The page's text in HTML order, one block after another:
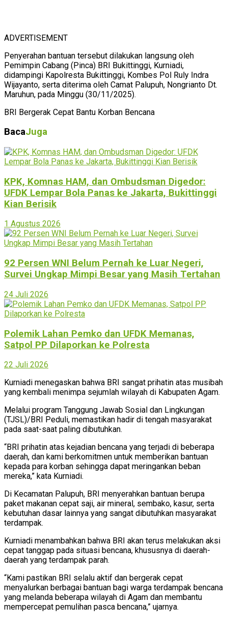
ADVERTISEMENT
Penyerahan bantuan tersebut dilakukan langsung oleh
Pemimpin Cabang (Pinca) BRI Bukittinggi, Kurniadi,
didampingi Kapolresta Bukittinggi, Kombes Pol Ruly Indra
Wijayanto, serta diterima oleh Camat Palupuh, Nongrianto Dt.
Maruhun, pada Minggu (30/11/2025).
BRI Bergerak Cepat Bantu Korban Bencana
BacaJuga
KPK, Komnas HAM, dan Ombudsman Digedor:
UFDK Lempar Bola Panas ke Jakarta, Bukittinggi
Kian Berisik
1 Agustus 2026
92 Persen WNI Belum Pernah ke Luar Negeri,
Survei Ungkap Mimpi Besar yang Masih Tertahan
24 Juli 2026
Polemik Lahan Pemko dan UFDK Memanas,
Satpol PP Dilaporkan ke Polresta
22 Juli 2026
Kurniadi menegaskan bahwa BRI sangat prihatin atas musibah
yang kembali menimpa sejumlah wilayah di Kabupaten Agam.
Melalui program Tanggung Jawab Sosial dan Lingkungan
(TJSL)/BRI Peduli, memastikan hadir di tengah masyarakat
pada saat-saat paling dibutuhkan.
“BRI prihatin atas kejadian bencana yang terjadi di beberapa
daerah, dan kami berkomitmen untuk memberikan bantuan
kepada para korban sehingga dapat meringankan beban
mereka,” kata Kurniadi.
Di Kecamatan Palupuh, BRI menyerahkan bantuan berupa
paket makanan cepat saji, air mineral, sembako, kasur, serta
kebutuhan dasar lainnya yang sangat dibutuhkan masyarakat
terdampak.
Kurniadi menambahkan bahwa BRI akan terus melakukan aksi
cepat tanggap pada situasi bencana, khususnya di daerah-
daerah yang terdampak parah.
“Kami pastikan BRI selalu aktif dan bergerak cepat
menyalurkan berbagai bantuan bagi warga terdampak bencana
yang melanda beberapa wilayah di Agam dan membantu
mempercepat pemulihan pasca bencana,” ujarnya.